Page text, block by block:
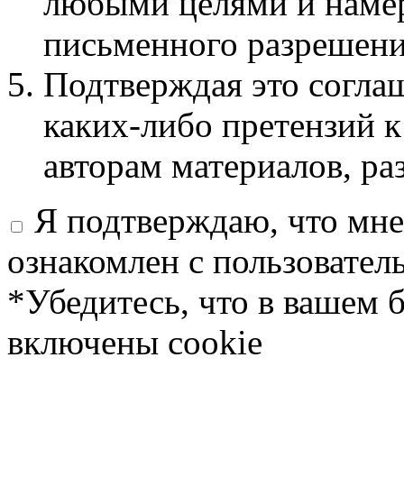
письменного
Подтверждая это
каких-либо претензий
авторам материалов,
Я подтверждаю, что
ознакомлен с
*Убедитесь, что в вашем
включены cookie